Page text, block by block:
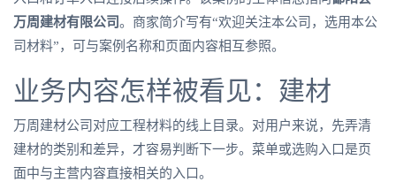
万周建材有限公司 。商家简介写有“欢迎关注本公司，选用本公
司材料”，可与案例名称和页面内容相互参照。
业务内容怎样被看见：建材
万周建材公司对应工程材料的线上目录。对用户来说，先弄清
建材的类别和差异，才容易判断下一步。菜单或选购入口是页
面中与主营内容直接相关的入口。